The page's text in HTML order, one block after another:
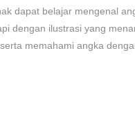
dapat belajar mengenal
dengan ilustrasi yang
memahami angka